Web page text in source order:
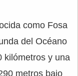
como Fosa
del Océano
kilómetros y una
metros bajo